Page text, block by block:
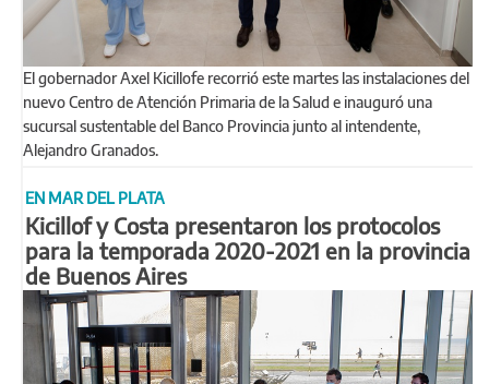
El gobernador Axel Kicillofe recorrió este martes las instalaciones del
nuevo Centro de Atención Primaria de la Salud e inauguró una
sucursal sustentable del Banco Provincia junto al intendente,
Alejandro Granados.
EN MAR DEL PLATA
Kicillof y Costa presentaron los protocolos
para la temporada 2020-2021 en la provincia
de Buenos Aires